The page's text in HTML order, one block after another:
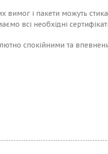
вимог і пакети можуть
всі необхідні
спокійними та